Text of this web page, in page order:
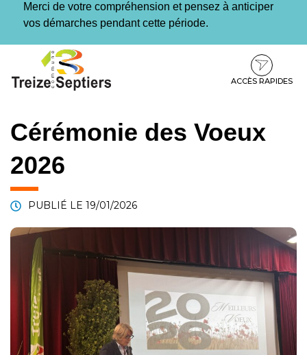
Merci de votre compréhension et pensez à anticiper
vos démarches pendant cette période.
contenu
pied
ACCÈS RAPIDES
Cérémonie des Voeux
2026
PUBLIÉ LE 19/01/2026